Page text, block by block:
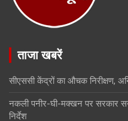
ताजा खबरें
सीएससी केंद्रों का औचक निरीक्षण,
नकली पनीर-घी-मक्खन पर सरकार
निर्देश